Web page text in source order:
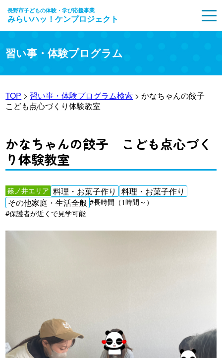
長野市子どもの体験・学び応援事業
みらいハッ！ケンプロジェクト
習い事・体験プログラム
TOP > 習い事・体験プログラム検索 > かなちゃんの餃子
こども点心づくり体験教室
かなちゃんの餃子 こども点心づく
り体験教室
篠ノ井エリア 料理・お菓子作り
料理・お菓子作り
その他家庭・生活全般 #長時間（1時間～）
#保護者が近くで見学可能